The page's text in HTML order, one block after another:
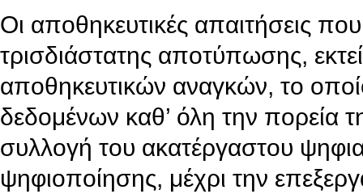
Οι αποθηκευτικές απαιτήσεις
τρισδιάστατης αποτύπωσης,
αποθηκευτικών αναγκών, το
δεδομένων καθ’ όλη την πορεία
συλλογή του ακατέργαστου
ψηφιοποίησης, μέχρι την